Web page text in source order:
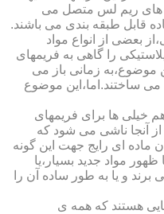
های ریم لس متصل می
قابل طبقه بندی می باشند.
بعضی از انواع مواد
را گاهی به فریمهای
زمانی باز می
ساختند.اما،این موضوع
خیلی ها برای فریمهای
آنجا ناشی می شود که
ماده ای رایج جهت این گونه
مواد جدید بسیار،یا
و یا به طور ساده آن را
هستند که همه ی